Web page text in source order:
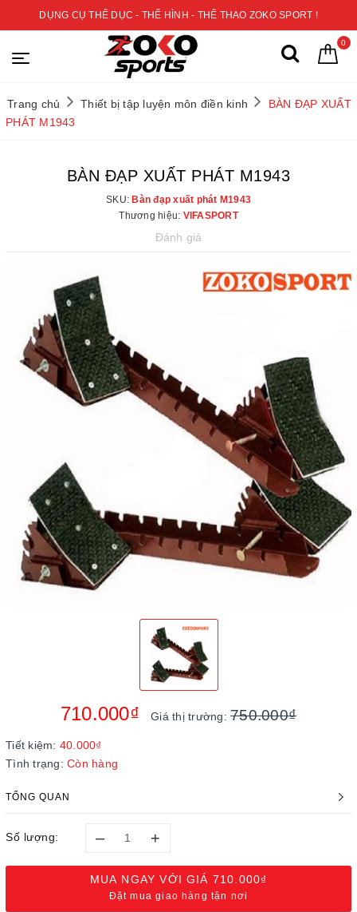
DỤNG CỤ THỂ DỤC - THỂ HÌNH - THỂ THAO ZOKO SPORT !
0
Trang chủ Thiết bị tập luyện môn điền kinh
BÀN ĐẠP XUẤT
PHÁT M1943
BÀN ĐẠP XUẤT PHÁT M1943
SKU: Bàn đạp xuất phát M1943
Thương hiệu: VIFASPORT
Đánh giá
710.000₫ Giá thị trường:750.000₫
Tiết kiệm: 40.000₫
Tình trạng: Còn hàng
TỔNG QUAN
Số lượng: – +
MUA NGAY VỚI GIÁ 710.000₫
Đặt mua giao hàng tận nơi